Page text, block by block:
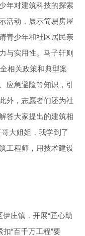
年对建筑科技的探索
活动，展示简易房屋
青少年和社区居民亲
与实用性。马子轩则
相关政策和典型案
应急避险等知识，引
外，志愿者们还为社
答大家提出的建筑相
大姐姐，我学到了
工程师，用技术建设
庄镇，开展“匠心助
“百千万工程”要